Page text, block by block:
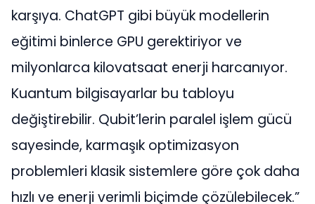
karşıya. ChatGPT gibi büyük modellerin
eğitimi binlerce GPU gerektiriyor ve
milyonlarca kilovatsaat enerji harcanıyor.
Kuantum bilgisayarlar bu tabloyu
değiştirebilir. Qubit’lerin paralel işlem gücü
sayesinde, karmaşık optimizasyon
problemleri klasik sistemlere göre çok daha
hızlı ve enerji verimli biçimde çözülebilecek.”